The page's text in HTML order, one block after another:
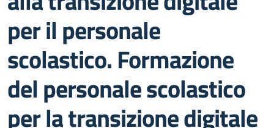
per il personale
scolastico. Formazione
del personale scolastico
per la transizione digitale